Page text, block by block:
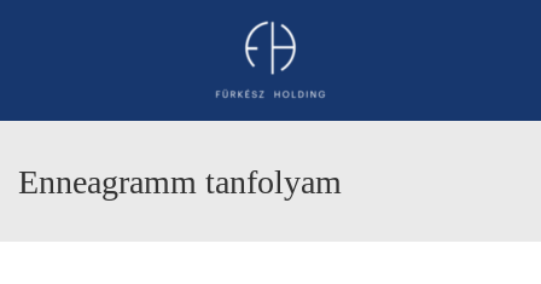
Enneagramm tanfolyam